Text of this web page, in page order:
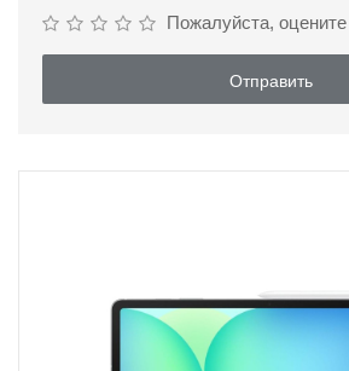
Основная камера, Мп 13
Фронтальная камера, Мп 12
Частота процессора,
2900
Пожалуйста, оцените
Отправить